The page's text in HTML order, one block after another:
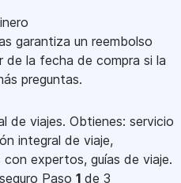
garantiza un reembolso
la fecha de compra si la
preguntas.
de viajes. Obtienes: servicio
integral de viaje,
expertos, guías de viaje.
Paso 1 de 3